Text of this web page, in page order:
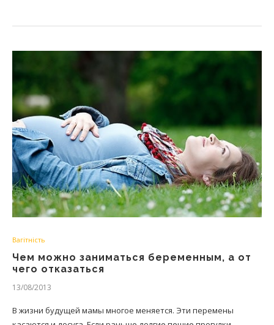
Вагітність
Чем можно заниматься беременным, а от
чего отказаться
13/08/2013
В жизни будущей мамы многое меняется. Эти перемены